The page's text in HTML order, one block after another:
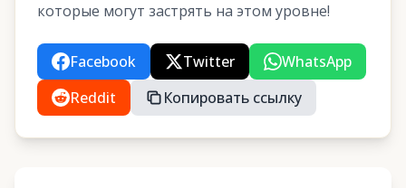
которые могут застрять на этом уровне!
Facebook Twitter
WhatsApp
Reddit
Копировать ссылку